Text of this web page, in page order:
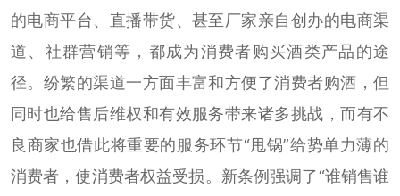
的电商平台、直播带货、甚至厂家亲自创办的电商渠
道、社群营销等，都成为消费者购买酒类产品的途
径。纷繁的渠道一方面丰富和方便了消费者购酒，但
同时也给售后维权和有效服务带来诸多挑战，而有不
良商家也借此将重要的服务环节“甩锅”给势单力薄的
消费者，使消费者权益受损。新条例强调了“谁销售谁